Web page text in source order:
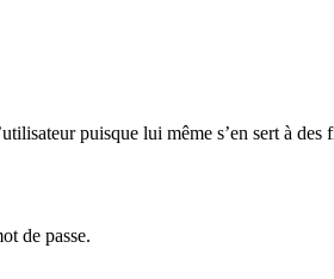
puisque lui même s’en sert à des
de passe.